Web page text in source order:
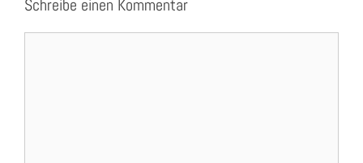
Schreibe einen Kommentar